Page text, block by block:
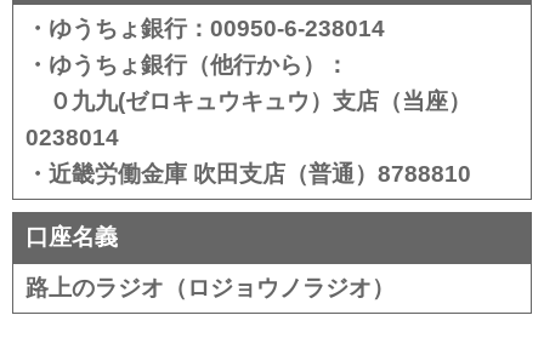
・ゆうちょ銀行：00950-6-238014
・ゆうちょ銀行（他行から）：
０九九(ゼロキュウキュウ）支店（当座）
0238014
・近畿労働金庫 吹田支店（普通）8788810
口座名義
路上のラジオ（ロジョウノラジオ）